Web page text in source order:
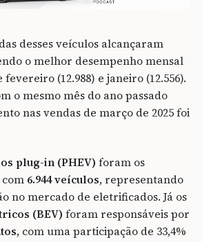
desses veículos alcançaram
o melhor desempenho mensal
(12.988) e janeiro (12.556).
o mesmo mês do ano passado
nas vendas de março de 2025 foi
plug-in (PHEV) foram os
com 6.944 veículos, representando
no mercado de eletrificados. Já os
(BEV) foram responsáveis por
, com uma participação de 33,4%